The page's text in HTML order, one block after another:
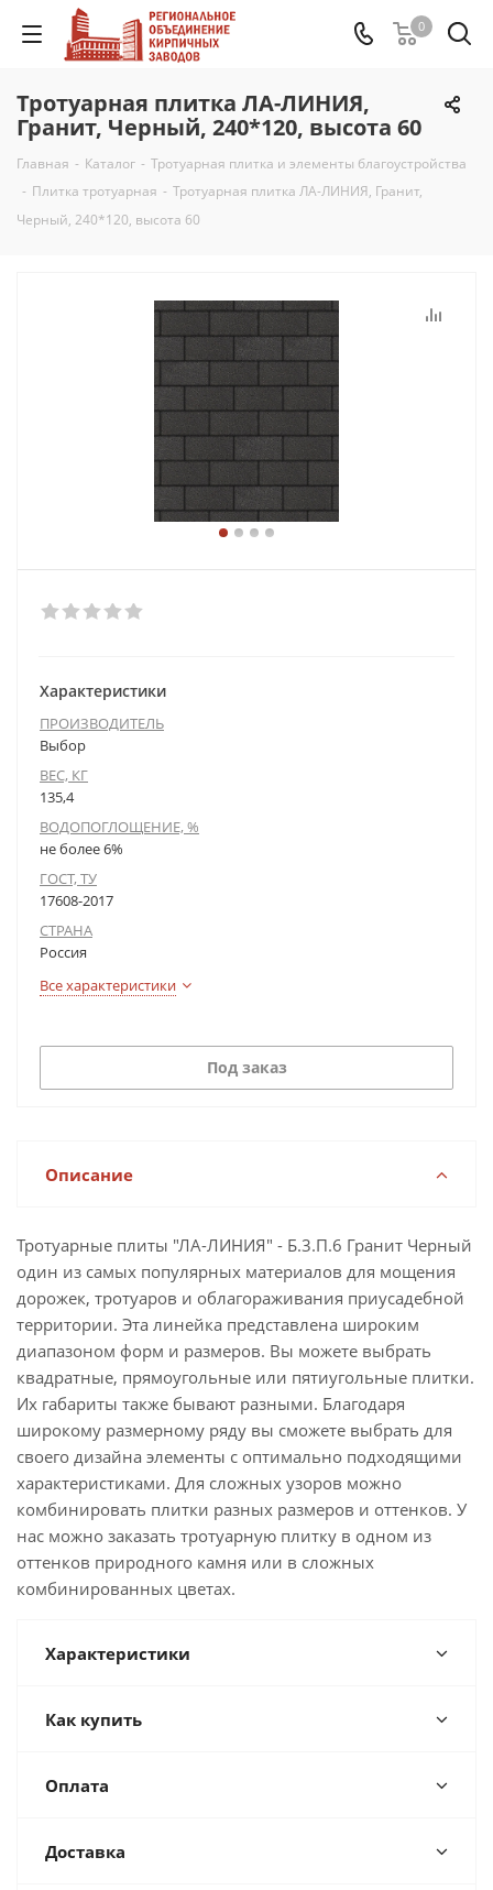
0
Тротуарная плитка ЛА-ЛИНИЯ,
Гранит, Черный, 240*120, высота 60
Главная - Каталог - Тротуарная плитка и элементы благоустройства
- Плитка тротуарная - Тротуарная плитка ЛА-ЛИНИЯ, Гранит,
Черный, 240*120, высота 60
Характеристики
ПРОИЗВОДИТЕЛЬ
Выбор
ВЕС, КГ
135,4
ВОДОПОГЛОЩЕНИЕ, %
не более 6%
ГОСТ, ТУ
17608-2017
СТРАНА
Россия
Все характеристики
Под заказ
Описание
Тротуарные плиты "ЛА-ЛИНИЯ" - Б.3.П.6 Гранит Черный
один из самых популярных материалов для мощения
дорожек, тротуаров и облагораживания приусадебной
территории. Эта линейка представлена широким
диапазоном форм и размеров. Вы можете выбрать
квадратные, прямоугольные или пятиугольные плитки.
Их габариты также бывают разными. Благодаря
широкому размерному ряду вы сможете выбрать для
своего дизайна элементы с оптимально подходящими
характеристиками. Для сложных узоров можно
комбинировать плитки разных размеров и оттенков. У
нас можно заказать тротуарную плитку в одном из
оттенков природного камня или в сложных
комбинированных цветах.
Характеристики
Как купить
Оплата
Доставка